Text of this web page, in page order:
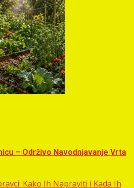
– Održivo Navodnjavanje Vrta
Kako Ih Napraviti i Kada Ih